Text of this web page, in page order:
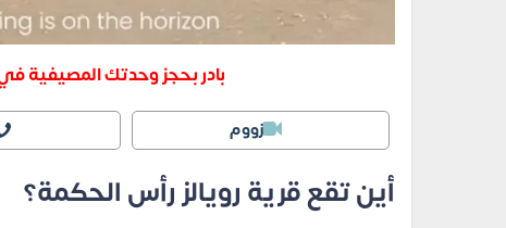
بادر بحجز وحدتك المصيفية
زووم
أين تقع قرية رويالز رأس الحكمة؟